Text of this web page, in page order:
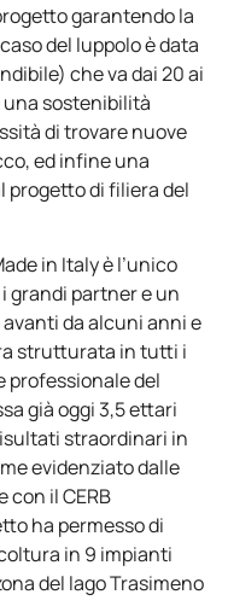
garantendo la
del luppolo è data
che va dai 20 ai
sostenibilità
di trovare nuove
ed infine una
progetto di filiera del
in Italy è l’unico
grandi partner e un
da alcuni anni e
strutturata in tutti i
professionale del
già oggi 3,5 ettari
straordinari in
evidenziato dalle
il CERB
ha permesso di
in 9 impianti
del lago Trasimeno